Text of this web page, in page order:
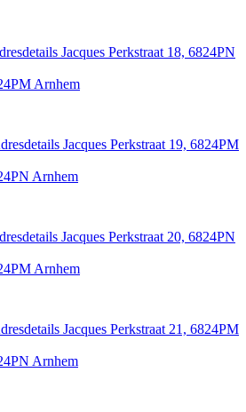
Jacques Perkstraat 18, 6824PN
Arnhem
Jacques Perkstraat 19, 6824PM
Arnhem
Jacques Perkstraat 20, 6824PN
Arnhem
Jacques Perkstraat 21, 6824PM
Arnhem